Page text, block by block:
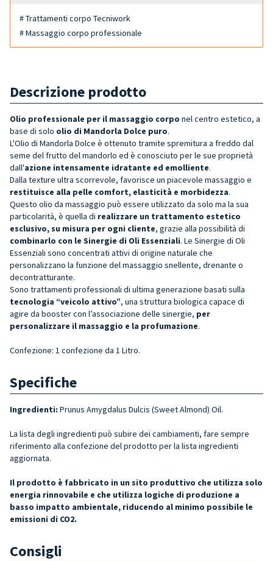
# Trattamenti corpo Tecniwork
# Massaggio corpo professionale
Descrizione prodotto
Olio professionale per il massaggio corpo nel centro estetico, a
base di solo olio di Mandorla Dolce puro.
L'Olio di Mandorla Dolce è ottenuto tramite spremitura a freddo dal
seme del frutto del mandorlo ed è conosciuto per le sue proprietà
dall'azione intensamente idratante ed emolliente.
Dalla texture ultra scorrevole, favorisce un piacevole massaggio e
restituisce alla pelle comfort, elasticità e morbidezza.
Questo olio da massaggio può essere utilizzato da solo ma la sua
particolarità, è quella di realizzare un trattamento estetico
esclusivo, su misura per ogni cliente, grazie alla possibilità di
combinarlo con le Sinergie di Oli Essenziali. Le Sinergie di Oli
Essenziali sono concentrati attivi di origine naturale che
personalizzano la funzione del massaggio snellente, drenante o
decontratturante.
Sono trattamenti professionali di ultima generazione basati sulla
tecnologia “veicolo attivo”, una struttura biologica capace di
agire da booster con l’associazione delle sinergie, per
personalizzare il massaggio e la profumazione.
Confezione: 1 confezione da 1 Litro.
Specifiche
Ingredienti: Prunus Amygdalus Dulcis (Sweet Almond) Oil.
La lista degli ingredienti può subire dei cambiamenti, fare sempre
riferimento alla confezione del prodotto per la lista ingredienti
aggiornata.
Il prodotto è fabbricato in un sito produttivo che utilizza solo
energia rinnovabile e che utilizza logiche di produzione a
basso impatto ambientale, riducendo al minimo possibile le
emissioni di CO2.
Consigli